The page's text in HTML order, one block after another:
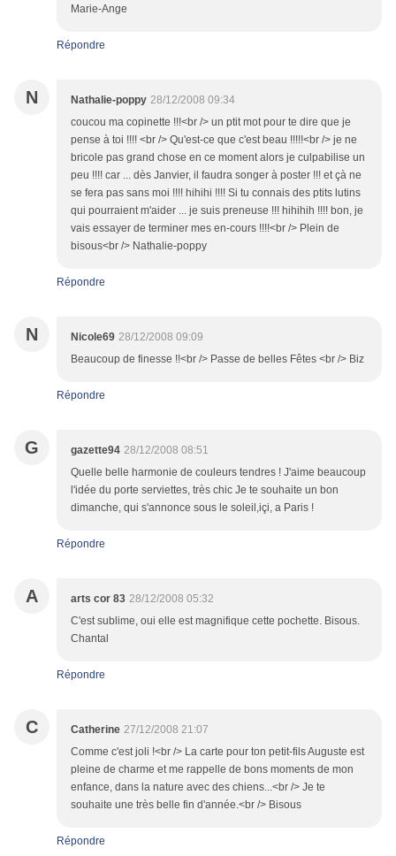
Marie-Ange
Répondre
N Nathalie-poppy 28/12/2008 09:34
coucou ma copinette !!!<br /> un ptit mot pour te dire que je
pense à toi !!!! <br /> Qu'est-ce que c'est beau !!!!!<br /> je ne
bricole pas grand chose en ce moment alors je culpabilise un
peu !!!! car ... dès Janvier, il faudra songer à poster !!! et çà ne
se fera pas sans moi !!!! hihihi !!!! Si tu connais des ptits lutins
qui pourraient m'aider ... je suis preneuse !!! hihihih !!!! bon, je
vais essayer de terminer mes en-cours !!!!<br /> Plein de
bisous<br /> Nathalie-poppy
Répondre
N Nicole69 28/12/2008 09:09
Beaucoup de finesse !!<br /> Passe de belles Fêtes <br /> Biz
Répondre
G gazette94 28/12/2008 08:51
Quelle belle harmonie de couleurs tendres ! J'aime beaucoup
l'idée du porte serviettes, très chic Je te souhaite un bon
dimanche, qui s'annonce sous le soleil,içi, a Paris !
Répondre
A arts cor 83 28/12/2008 05:32
C'est sublime, oui elle est magnifique cette pochette. Bisous.
Chantal
Répondre
C Catherine 27/12/2008 21:07
Comme c'est joli !<br /> La carte pour ton petit-fils Auguste est
pleine de charme et me rappelle de bons moments de mon
enfance, dans la nature avec des chiens...<br /> Je te
souhaite une très belle fin d'année.<br /> Bisous
Répondre